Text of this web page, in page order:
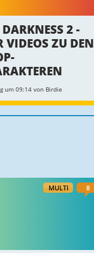
2 -
VIDEOS ZU DEN
um 09:14 von Birdie
MULTI 8